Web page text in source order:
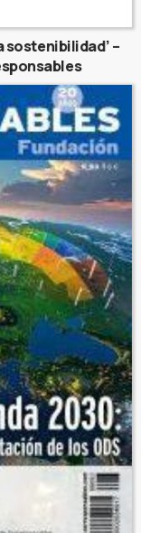
sostenibilidad’ –